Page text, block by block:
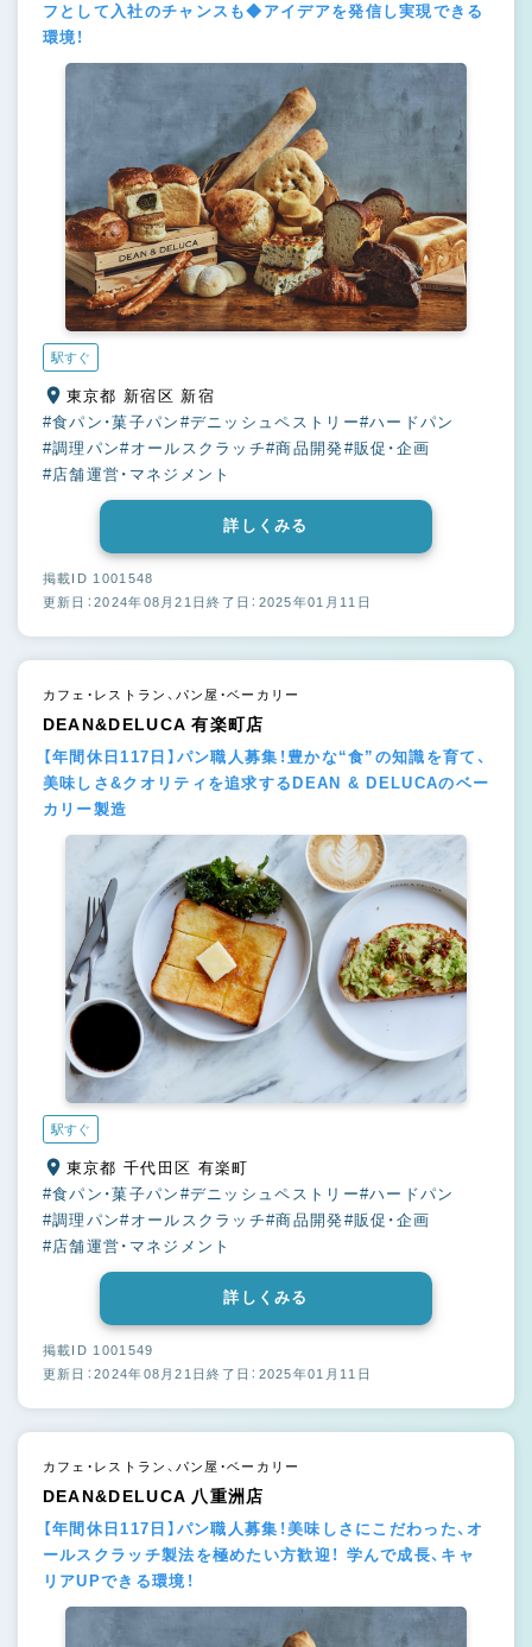
フとして入社のチャンスも◆アイデアを発信し実現できる
環境！
駅すぐ
東京都 新宿区 新宿
#食パン・菓子パン #デニッシュペストリー#ハードパン
#調理パン#オールスクラッチ#商品開発#販促・企画
#店舗運営・マネジメント
詳しくみる
掲載ID 1001548
更新日：2024年08月21日終了日：2025年01月11日
カフェ・レストラン、パン屋・ベーカリー
DEAN&DELUCA 有楽町店
【年間休日117日】パン職人募集！豊かな“食”の知識を育て、
美味しさ&クオリティを追求するDEAN & DELUCAのベー
カリー製造
駅すぐ
東京都 千代田区 有楽町
#食パン・菓子パン #デニッシュペストリー#ハードパン
#調理パン#オールスクラッチ#商品開発#販促・企画
#店舗運営・マネジメント
詳しくみる
掲載ID 1001549
更新日：2024年08月21日終了日：2025年01月11日
カフェ・レストラン、パン屋・ベーカリー
DEAN&DELUCA 八重洲店
【年間休日117日】パン職人募集！美味しさにこだわった、オ
ールスクラッチ製法を極めたい方歓迎！ 学んで成長、キャ
リアUPできる環境！